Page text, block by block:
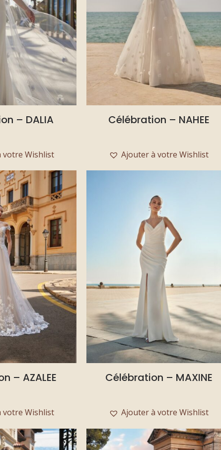
– DALIA
votre Wishlist
Célébration – NAHEE
Ajouter à votre Wishlist
– AZALEE
votre Wishlist
Célébration – MAXINE
Ajouter à votre Wishlist